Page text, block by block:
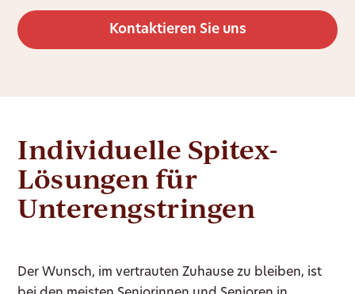
Kontaktieren Sie uns
Individuelle Spitex-
Lösungen für
Unterengstringen
Der Wunsch, im vertrauten Zuhause zu bleiben, ist